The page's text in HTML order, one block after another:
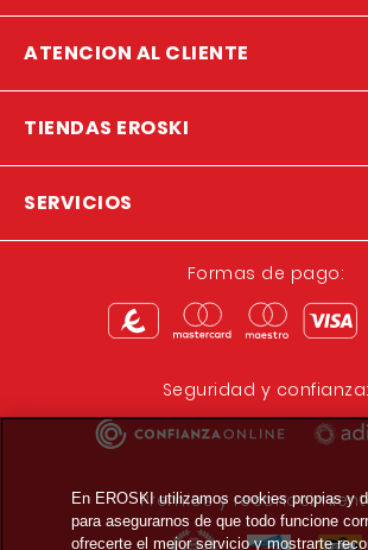
ATENCION AL CLIENTE
TIENDAS EROSKI
SERVICIOS
Formas de pago:
Seguridad y confianza:
Premios y
En EROSKI utilizamos cookies propias y
para asegurarnos de que todo funcione
ofrecerte el mejor servicio y mostrarte